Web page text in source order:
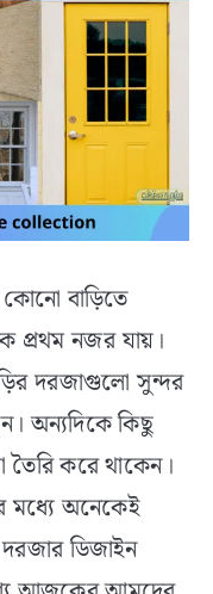
বাড়িতে
প্রথম নজর যায়।
দরজাগুলো সুন্দর
অন্যদিকে কিছু
করে থাকেন।
মধ্যে অনেকেই
ডিজাইন